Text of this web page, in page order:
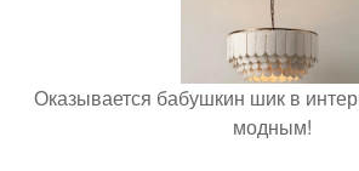
Оказывается бабушкин шик в
модным!